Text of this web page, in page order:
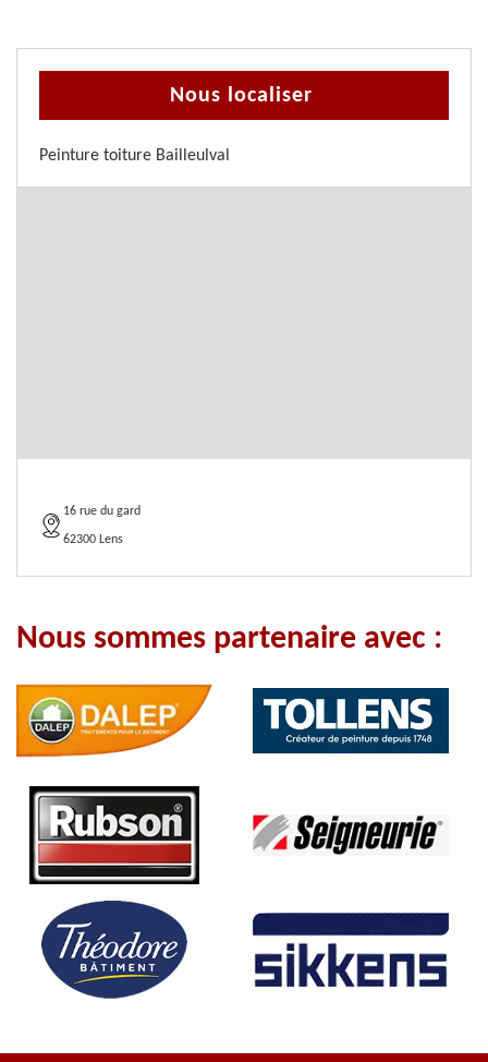
Nous localiser
Peinture toiture Bailleulval
16 rue du gard
62300 Lens
Nous sommes partenaire avec :